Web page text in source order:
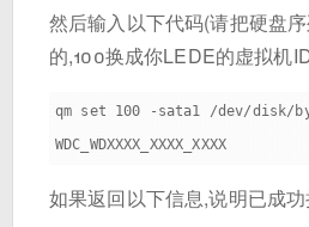
然后输入以下代码(请把硬盘
的,100换成你LEDE的虚拟机
qm set 100 -sata1 /dev/disk/
如果返回以下信息,说明已成